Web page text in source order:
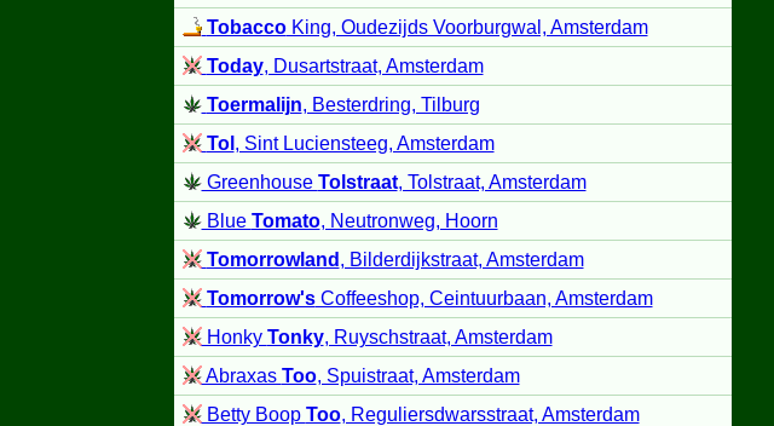
TobaccoKing, Oudezijds Voorburgwal, Amsterdam
Today, Dusartstraat, Amsterdam
Toermalijn, Besterdring, Tilburg
Tol , Sint Luciensteeg, Amsterdam
Greenhouse Tolstraat, Tolstraat, Amsterdam
Blue Tomato, Neutronweg, Hoorn
Tomorrowland , Bilderdijkstraat, Amsterdam
Tomorrow'sCoffeeshop, Ceintuurbaan, Amsterdam
Honky Tonky, Ruyschstraat, Amsterdam
Abraxas Too, Spuistraat, Amsterdam
Betty Boop Too, Reguliersdwarsstraat, Amsterdam